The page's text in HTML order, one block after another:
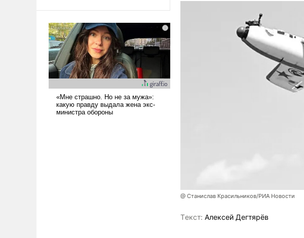
псевдонаучной фантастики,
стало всерьез обсуждаемой
идеей.
@ Станислав Красильников/РИА Новости
Tекст: Алексей Дегтярёв